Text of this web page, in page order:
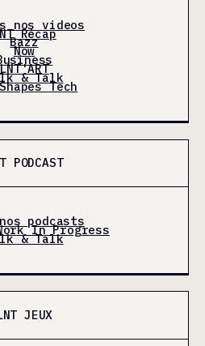
nos videos
Récap
Bazz
Now
LNT'ART
& Talk
Tech
PODCAST
podcasts
In Progress
& Talk
JEUX